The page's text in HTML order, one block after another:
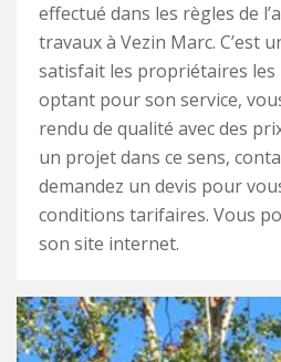
effectué dans les règles de
travaux à Vezin Marc. C’est
satisfait les propriétaires les
optant pour son service,
rendu de qualité avec des
un projet dans ce sens,
demandez un devis pour
conditions tarifaires. Vous
son site internet.